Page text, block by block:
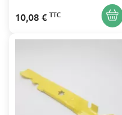
10,08 € TTC